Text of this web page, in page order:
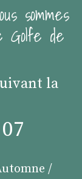
sommes
Golfe de
la
/